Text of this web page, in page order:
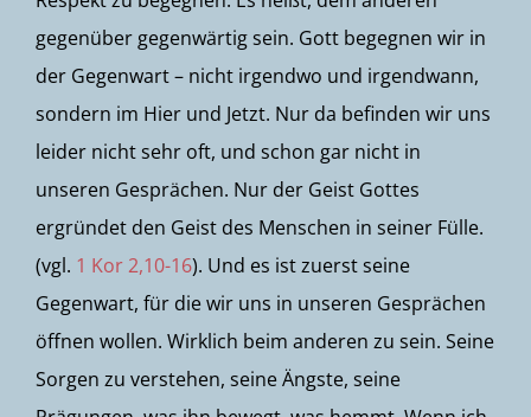
gegenüber gegenwärtig sein. Gott begegnen wir in
der Gegenwart – nicht irgendwo und irgendwann,
sondern im Hier und Jetzt. Nur da befinden wir uns
leider nicht sehr oft, und schon gar nicht in
unseren Gesprächen. Nur der Geist Gottes
ergründet den Geist des Menschen in seiner Fülle.
(vgl. 1 Kor 2,10-16). Und es ist zuerst seine
Gegenwart, für die wir uns in unseren Gesprächen
öffnen wollen. Wirklich beim anderen zu sein. Seine
Sorgen zu verstehen, seine Ängste, seine